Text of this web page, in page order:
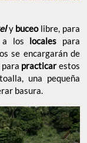
y buceolibre, para
a los locales para
se encargarán de
practicarestos
una pequeña
basura.